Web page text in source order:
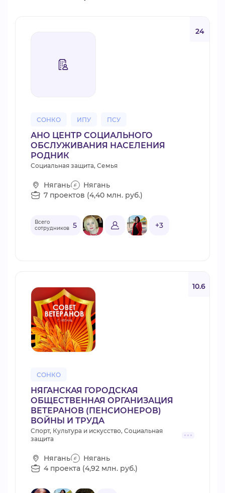
СОНКО ИПУ ПСУ
24
АНО ЦЕНТР СОЦИАЛЬНОГО
ОБСЛУЖИВАНИЯ НАСЕЛЕНИЯ
РОДНИК
Социальная защита, Семья
Нягань
Нягань
7 проектов (4,40 млн. руб.)
Всего
сотрудников 5 +3
СОНКО
10.6
НЯГАНСКАЯ ГОРОДСКАЯ
ОБЩЕСТВЕННАЯ ОРГАНИЗАЦИЯ
ВЕТЕРАНОВ (ПЕНСИОНЕРОВ)
ВОЙНЫ И ТРУДА
Спорт, Культура и искусство, Социальная
защита
Нягань
Нягань
4 проекта (4,92 млн. руб.)